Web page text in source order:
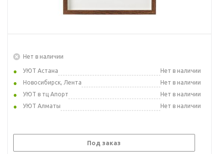
Нет в наличии
УЮТ Астана
Нет в наличии
Новосибирск, Лента
Нет в наличии
УЮТ в тц Апорт
Нет в наличии
УЮТ Алматы
Нет в наличии
Под заказ